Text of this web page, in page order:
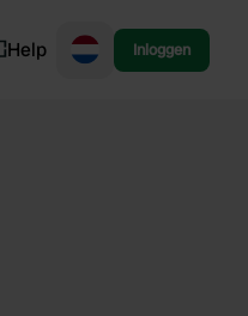
Help Inloggen